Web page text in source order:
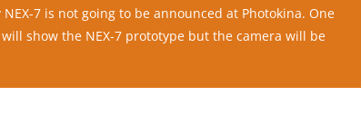
7 is not going to be announced at Photokina. One
show the NEX-7 prototype but the camera will be